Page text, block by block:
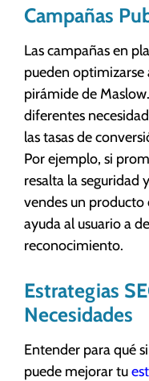
Campañas
Las campañas en
pueden optimizarse
pirámide de
diferentes
las tasas de
Por ejemplo, si
resalta la seguridad
vendes un
ayuda al usuario a
reconocimiento.
Estrategias
Necesidades
Entender para qué
puede mejorar tu